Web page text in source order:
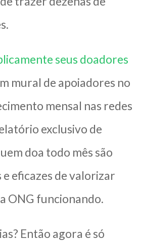
seus doadores
mural de apoiadores no
mensal nas redes
exclusivo de
doa todo mês são
eficazes de valorizar
ONG funcionando.
Então agora é só